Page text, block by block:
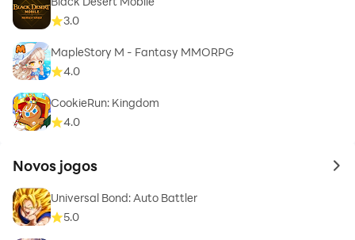
3.0
MapleStory M - Fantasy MMORPG
4.0
CookieRun: Kingdom
4.0
Novos jogos to
Universal Bond: Auto Battler
5.0